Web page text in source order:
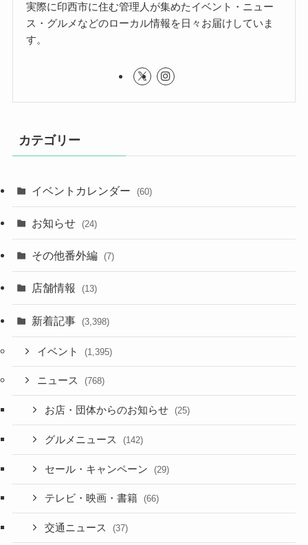
実際に印西市に住む管理人が集めたイベント・ニュー
ス・グルメなどのローカル情報を日々お届けしていま
す。
カテゴリー
イベントカレンダー (60)
お知らせ (24)
その他番外編 (7)
店舗情報 (13)
新着記事 (3,398)
イベント (1,395)
ニュース (768)
お店・団体からのお知らせ (25)
グルメニュース (142)
セール・キャンペーン (29)
テレビ・映画・書籍 (66)
交通ニュース (37)